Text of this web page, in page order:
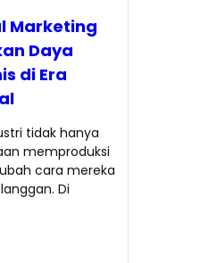
Marketing
Daya
di Era
tidak hanya
memproduksi
cara mereka
Di